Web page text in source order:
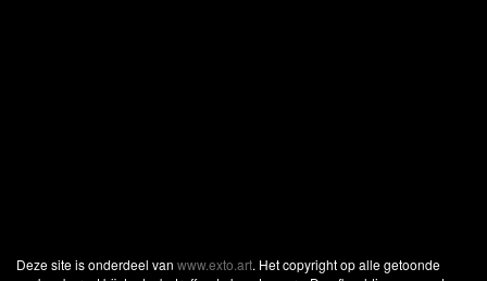
Deze site is onderdeel van www.exto.art. Het copyright op alle getoonde